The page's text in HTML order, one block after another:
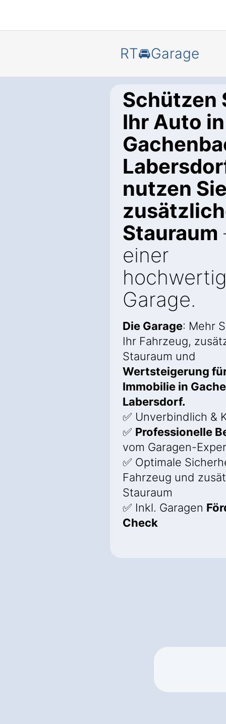
RT🚘Garage
Schützen
Ihr Auto in
nutzen
Stauraum
einer
Garage.
Die Garage: Mehr
Ihr Fahrzeug,
Stauraum und
Wertsteigerung
Immobilie in
Labersdorf.
✅ Unverbindlich &
✅ Professionelle
vom Garagen-
✅ Optimale
Fahrzeug und
Stauraum
✅ Inkl. Garagen
Check